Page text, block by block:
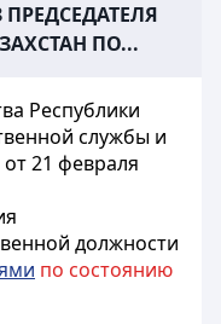
ПО...
Республики
службы и
21 февраля
должности
по состоянию